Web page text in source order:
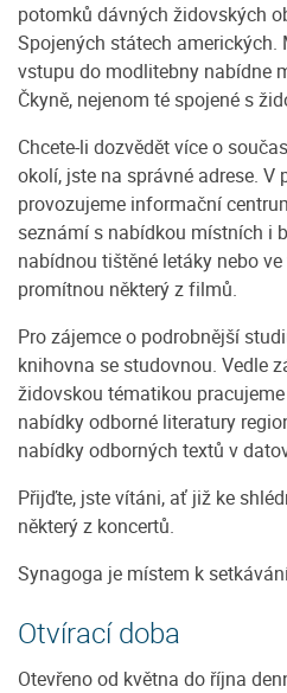
potomků dávných židovských
Spojených státech amerických.
vstupu do modlitebny nabídne
Čkyně, nejenom té spojené s
Chcete-li dozvědět více o
okolí, jste na správné adrese.
provozujeme informační
seznámí s nabídkou místních i
nabídnou tištěné letáky nebo
promítnou některý z filmů.
Pro zájemce o podrobnější
knihovna se studovnou. Vedle
židovskou tématikou
nabídky odborné literatury
nabídky odborných textů v
Přijďte, jste vítáni, ať již ke
některý z koncertů.
Synagoga je místem k
Otvírací doba
Otevřeno od května do října